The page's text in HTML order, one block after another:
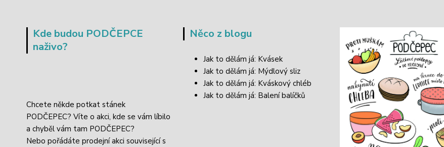
Kde budou PODČEPCE
naživo?
Chcete někde potkat stánek
PODČEPEC? Víte o akci, kde se vám líbilo
a chyběl vám tam PODČEPEC?
Nebo pořádáte prodejní akci související s
Něco z blogu
Jak to dělám já: Kvásek
Jak to dělám já: Mýdlový sliz
Jak to dělám já: Kváskový chléb
Jak to dělám já: Balení balíčků